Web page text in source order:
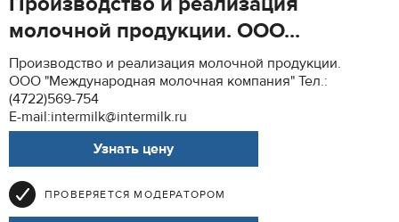
молочной продукции. ООО...
Производство и реализация молочной продукции.
ООО "Международная молочная компания" Тел.:
(4722)569-754
E-mail:intermilk@intermilk.ru
Узнать цену
ПРОВЕРЯЕТСЯ МОДЕРАТОРОМ